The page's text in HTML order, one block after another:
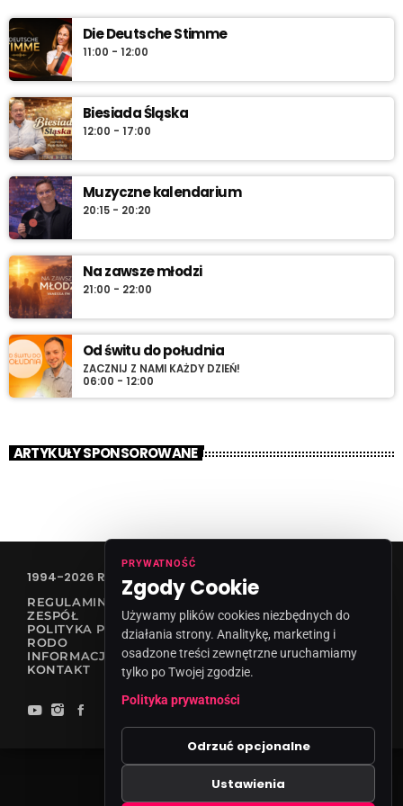
pon.–sob. 7:45 i 12:45, w niedzielę 7:45 + dłuższa wersja po
10:00. Włącz i sprawdź „co dziś gra historia”.
Die Deutsche Stimme
11:00 - 12:00
Biesiada Śląska
12:00 - 17:00
Muzyczne kalendarium
20:15 - 20:20
Na zawsze młodzi
21:00 - 22:00
Od świtu do południa
ZACZNIJ Z NAMI KAŻDY DZIEŃ!
06:00 - 12:00
ARTYKUŁY SPONSOROWANE
1994-2026 RADIO VANESSA SPÓŁKA Z O.O
REGULAMIN KONKURSÓW
ZESPÓŁ
POLITYKA PRYWATNOŚCI
RODO
INFORMACJA O NADAWCY
KONTAKT
PRYWATNOŚĆ
Zgody Cookie
Używamy plików cookies niezbędnych do
działania strony. Analitykę, marketing i
osadzone treści zewnętrzne uruchamiamy
tylko po Twojej zgodzie.
Polityka prywatności
Odrzuć opcjonalne
Ustawienia
Zgody cookies